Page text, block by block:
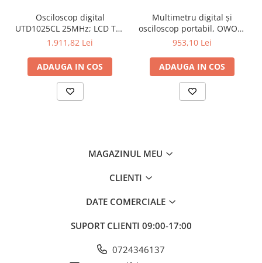
Analiză de semnal în aplicații industriale.
Măsurători avansate în laboratoare de cercetare și dezvoltare.
Învățare practică în mediul educațional.
De ce să alegi Sonda ELDITEST
GE.3421?
Această sondă de înaltă tensiune este proiectată pentru
profesioniști care au nevoie de măsurători de precizie și fiabilitate
crescută în domeniul electronicii. Alege performanța și calitatea
Osciloscop digital
UTD1025CL 25MHz; LCD TFT
3,5"; Ch: 1; 250Msps; 12kpts
serială
1.911,82 Lei
ADAUGA IN COS
Multimetru digital și
osciloscop portabil, OWON,
HDS242, 200mV-1kV,
953,10 Lei
ADAUGA IN COS
MAGAZINUL MEU
CLIENTI
DATE COMERCIALE
SUPORT CLIENTI 09:00-17:00
0724346137